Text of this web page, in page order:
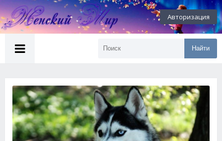
Авторизация
Найти